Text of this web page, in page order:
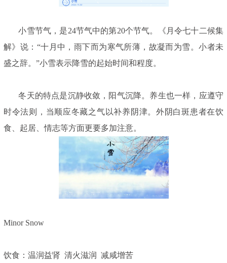
小雪节气，是24节气中的第20个节气。《月令七十二候集
解》说：“十月中，雨下而为寒气所薄，故凝而为雪。小者未
盛之辞。”小雪表示降雪的起始时间和程度。
冬天的特点是沉静收敛，阳气沉降。养生也一样，应遵守
时令法则，当顺应冬藏之气以补养阴津。外阴白斑患者在饮
食、起居、情志等方面更要多加注意。
Minor Snow
饮食：温润益肾 清火滋润 减咸增苦